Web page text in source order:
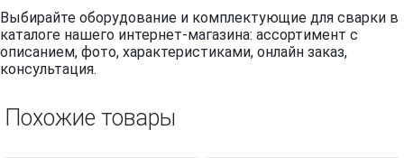
Выбирайте оборудование и комплектующие для сварки в
каталоге нашего интернет-магазина: ассортимент с
описанием, фото, характеристиками, онлайн заказ,
консультация.
Похожие товары